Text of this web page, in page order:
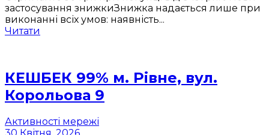
застосування знижкиЗнижка надається лише при
виконанні всіх умов: наявність...
Читати
КЕШБЕК 99% м. Рівне, вул.
Корольова 9
Активності мережі